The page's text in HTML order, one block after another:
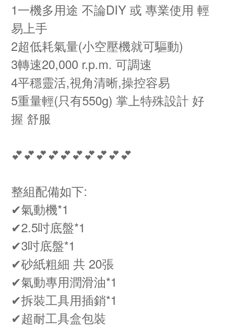
1一機多用途 不論DIY 或 專業使用 輕
易上手
2超低耗氣量(小空壓機就可驅動)
3轉速20,000 r.p.m. 可調速
4平穩靈活,視角清晰,操控容易
5重量輕(只有550g) 掌上特殊設計 好
握 舒服
💕💕💕💕💕💕💕💕💕💕
整組配備如下:
✔氣動機*1
✔2.5吋底盤*1
✔3吋底盤*1
✔砂紙粗細 共 20張
✔氣動專用潤滑油*1
✔拆裝工具用插銷*1
✔超耐工具盒包裝